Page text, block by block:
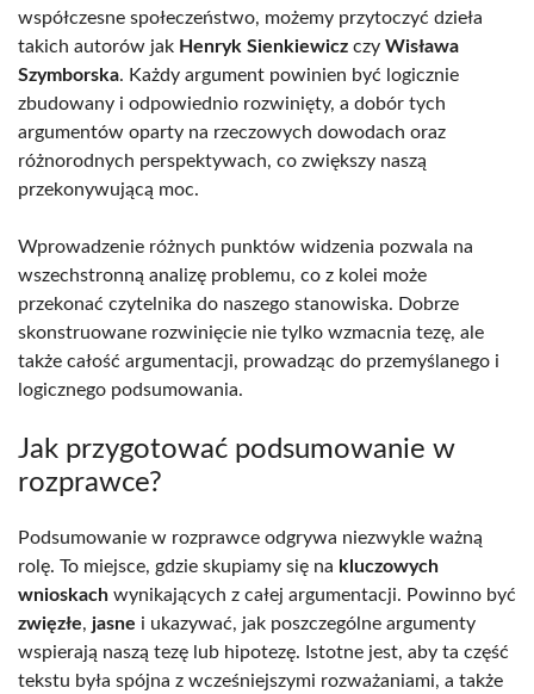
współczesne społeczeństwo, możemy przytoczyć dzieła
takich autorów jak Henryk Sienkiewicz czy Wisława
Szymborska. Każdy argument powinien być logicznie
zbudowany i odpowiednio rozwinięty, a dobór tych
argumentów oparty na rzeczowych dowodach oraz
różnorodnych perspektywach, co zwiększy naszą
przekonywującą moc.
Wprowadzenie różnych punktów widzenia pozwala na
wszechstronną analizę problemu, co z kolei może
przekonać czytelnika do naszego stanowiska. Dobrze
skonstruowane rozwinięcie nie tylko wzmacnia tezę, ale
także całość argumentacji, prowadząc do przemyślanego i
logicznego podsumowania.
Jak przygotować podsumowanie w
rozprawce?
Podsumowanie w rozprawce odgrywa niezwykle ważną
rolę. To miejsce, gdzie skupiamy się na kluczowych
wnioskach wynikających z całej argumentacji. Powinno być
zwięzłe, jasne i ukazywać, jak poszczególne argumenty
wspierają naszą tezę lub hipotezę. Istotne jest, aby ta część
tekstu była spójna z wcześniejszymi rozważaniami, a także